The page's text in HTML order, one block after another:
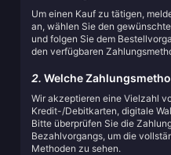
Um einen Kauf zu tätigen,
an, wählen Sie den
und folgen Sie dem
den verfügbaren
2. Welche
Wir akzeptieren eine Vielzahl
Kredit-/Debitkarten, digitale
Bitte überprüfen Sie die
Bezahlvorgangs, um die
Methoden zu sehen.